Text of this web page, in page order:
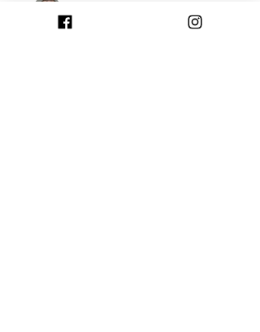
Adrian Anderson